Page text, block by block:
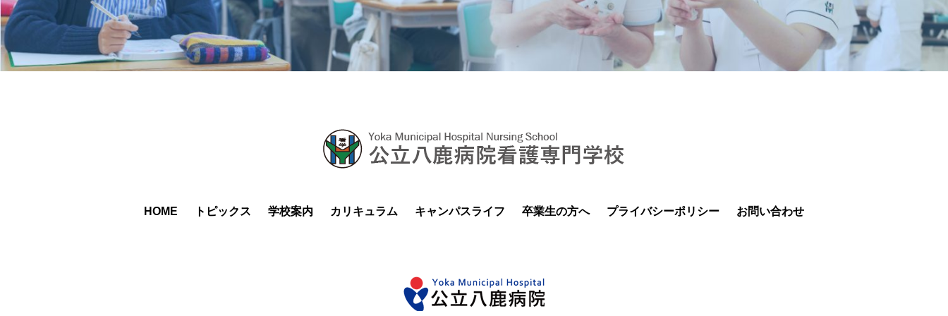
HOME トピックス 学校案内 カリキュラム キャンパスライフ 卒業生の方へ プライバシーポリシー お問い合わせ